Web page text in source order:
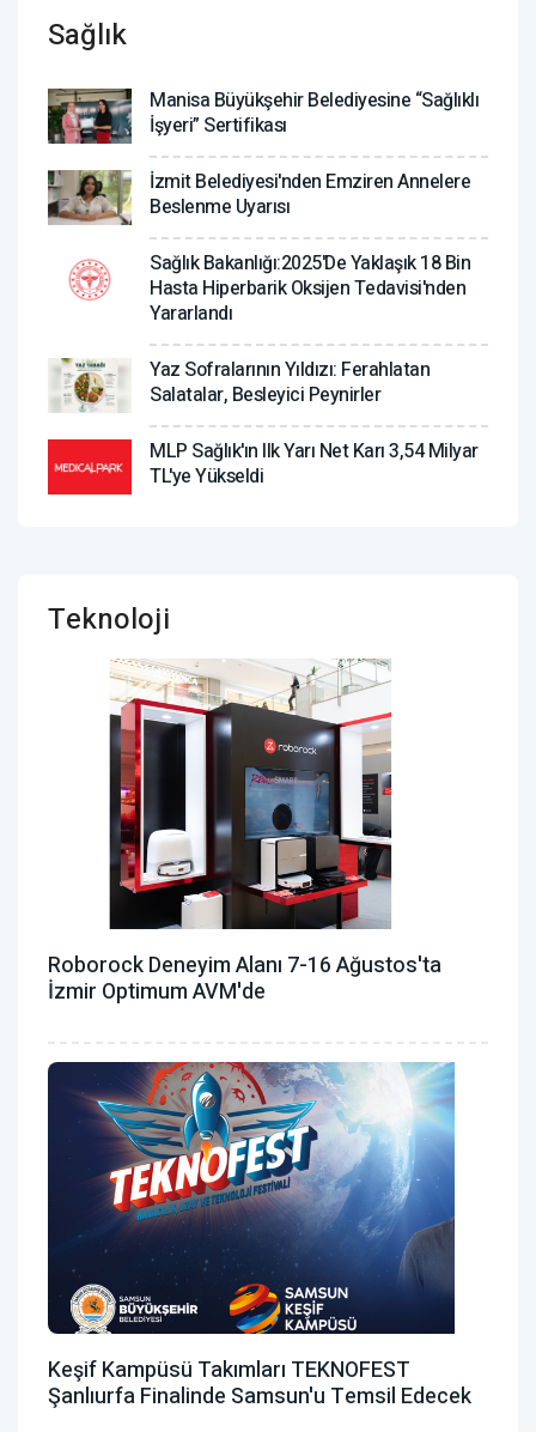
Sağlık
Manisa Büyükşehir Belediyesine “Sağlıklı
İşyeri” Sertifikası
İzmit Belediyesi'nden Emziren Annelere
Beslenme Uyarısı
Sağlık Bakanlığı:2025'de Yaklaşık 18 Bin
Hasta Hiperbarik Oksijen Tedavisi'nden
Yararlandı
Yaz Sofralarının Yıldızı: Ferahlatan
Salatalar, Besleyici Peynirler
MLP Sağlık'ın Ilk Yarı Net Karı 3,54 Milyar
TL'ye Yükseldi
Teknoloji
Roborock Deneyim Alanı 7-16 Ağustos'ta
İzmir Optimum AVM'de
Keşif Kampüsü Takımları TEKNOFEST
Şanlıurfa Finalinde Samsun'u Temsil Edecek